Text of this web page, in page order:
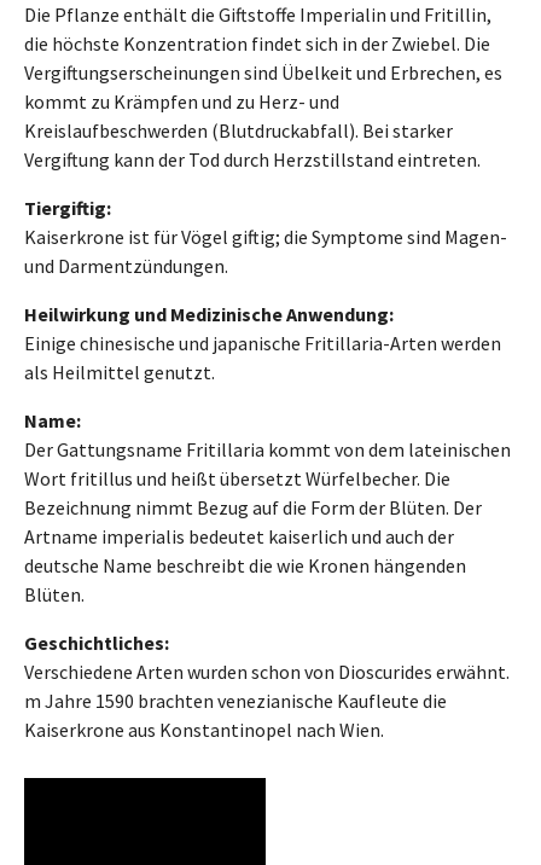
Die Pflanze enthält die Giftstoffe Imperialin und Fritillin,
die höchste Konzentration findet sich in der Zwiebel. Die
Vergiftungserscheinungen sind Übelkeit und Erbrechen, es
kommt zu Krämpfen und zu Herz- und
Kreislaufbeschwerden (Blutdruckabfall). Bei starker
Vergiftung kann der Tod durch Herzstillstand eintreten.
Tiergiftig:
Kaiserkrone ist für Vögel giftig; die Symptome sind Magen-
und Darmentzündungen.
Heilwirkung und Medizinische Anwendung:
Einige chinesische und japanische Fritillaria-Arten werden
als Heilmittel genutzt.
Name:
Der Gattungsname Fritillaria kommt von dem lateinischen
Wort fritillus und heißt übersetzt Würfelbecher. Die
Bezeichnung nimmt Bezug auf die Form der Blüten. Der
Artname imperialis bedeutet kaiserlich und auch der
deutsche Name beschreibt die wie Kronen hängenden
Blüten.
Geschichtliches:
Verschiedene Arten wurden schon von Dioscurides erwähnt.
m Jahre 1590 brachten venezianische Kaufleute die
Kaiserkrone aus Konstantinopel nach Wien.